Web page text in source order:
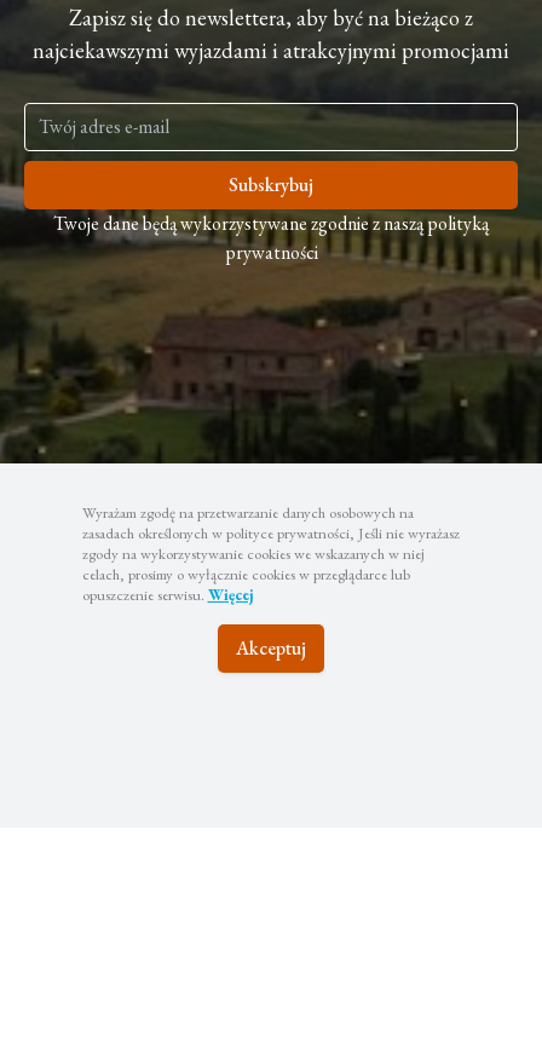
Wyrażam zgodę na przetwarzanie danych osobowych na
zasadach określonych w polityce prywatności, Jeśli nie wyrażasz
zgody na wykorzystywanie cookies we wskazanych w niej
celach, prosimy o wyłącznie cookies w przeglądarce lub
opuszczenie serwisu. Więcej
Akceptuj
Zapisz się do newslettera, aby być na bieżąco z
najciekawszymi wyjazdami i atrakcyjnymi promocjami
Subskrybuj
Twoje dane będą wykorzystywane zgodnie z naszą polityką
prywatności